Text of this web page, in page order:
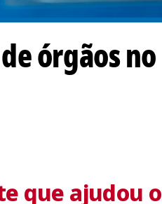
órgãos no
que ajudou o